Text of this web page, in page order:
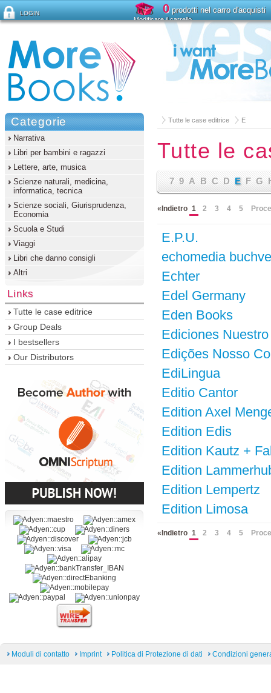
Tutte le case editrice E
Tutte le
7 9 A B C D E F G
«Indietro 1 2 3 4 5
E.P.U.
echomedia
Echter
Edel Germany
Eden Books
Ediciones
Edições Nosso
EdiLingua
Editio Cantor
Edition Axel
Edition Edis
Edition Kautz +
Edition
Edition Lempertz
Edition Limosa
«Indietro 1 2 3 4 5
Categorie
Narrativa
Libri per bambini e ragazzi
Lettere, arte, musica
Scienze naturali, medicina,
informatica, tecnica
Scienze sociali, Giurisprudenza,
Economia
Scuola e Studi
Viaggi
Libri che danno consigli
Altri
Links
Tutte le case editrice
Group Deals
I bestsellers
Our Distributors
Moduli di contatto Imprint Politica di Protezione di dati Condizioni
LOGIN
Ha dimenticato la password?
0prodotti nel carro d'acquisti
Modificare il carrello